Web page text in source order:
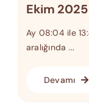
Ekim 2025
Ay 08:04 ile
aralığında ...
Devamı